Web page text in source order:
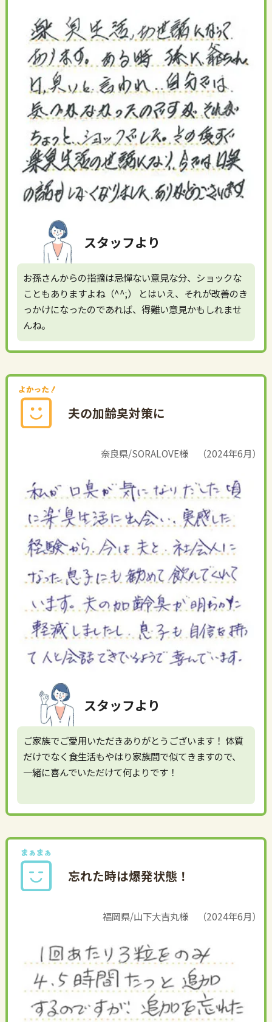
スタッフより
お孫さんからの指摘は忌憚ない意見な分、ショックな
こともありますよね（^^;） とはいえ、それが改善のき
っかけになったのであれば、得難い意見かもしれませ
んね。
夫の加齢臭対策に
奈良県/SORALOVE様 （2024年6月）
スタッフより
ご家族でご愛用いただきありがとうございます！ 体質
だけでなく食生活もやはり家族間で似てきますので、
一緒に喜んでいただけて何よりです！
忘れた時は爆発状態！
福岡県/山下大吉丸様 （2024年6月）